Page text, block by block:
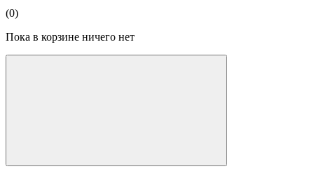
(0)
Пока в корзине ничего нет